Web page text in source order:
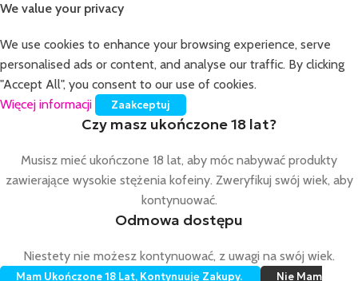
We value your privacy
We use cookies to enhance your browsing experience, serve
personalised ads or content, and analyse our traffic. By clicking
"Accept All", you consent to our use of cookies.
Więcej informacji
Zaakceptuj
Czy masz ukończone 18 lat?
Musisz mieć ukończone 18 lat, aby móc nabywać produkty
zawierające wysokie stężenia kofeiny. Zweryfikuj swój wiek, aby
kontynuować.
Odmowa dostępu
Niestety nie możesz kontynuować, z uwagi na swój wiek.
Mam Ukończone 18 Lat, Kontynuuję Zakupy. Nie Mam